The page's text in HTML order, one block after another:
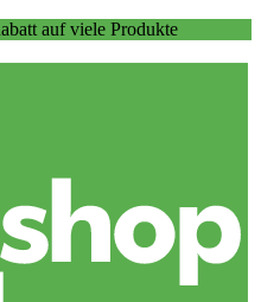
auf viele Produkte